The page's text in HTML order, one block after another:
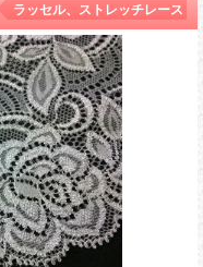
ラッセル、ストレッチレース